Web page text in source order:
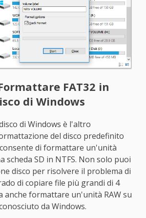
FAT32 in
di Windows
di Windows è l'altro
del disco predefinito
di formattare un'unità
scheda SD in NTFS. Non solo puoi
disco per risolvere il problema di
di copiare file più grandi di 4
anche formattare un'unità RAW su
da Windows.